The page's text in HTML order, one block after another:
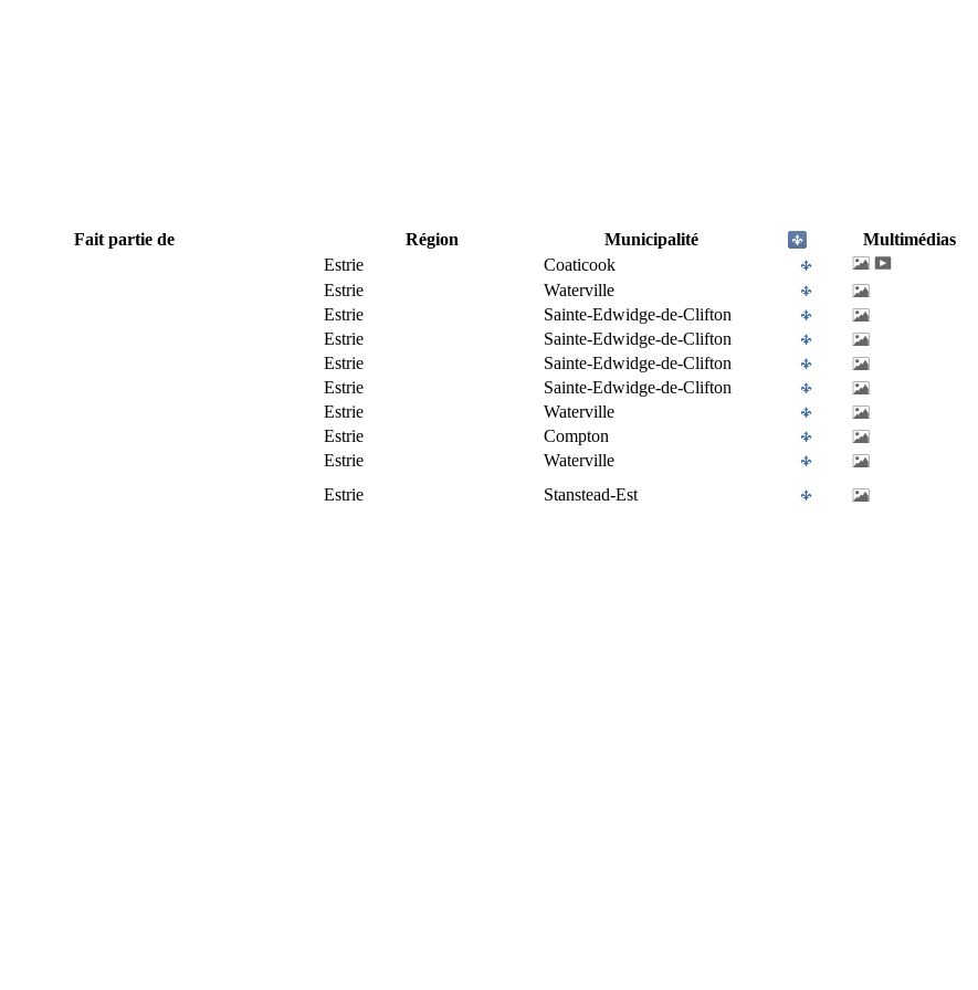
Fait partie de Région Municipalité
Multimédias
Estrie
Coaticook
Estrie
Waterville
Estrie
Sainte-Edwidge-de-Clifton
Estrie
Sainte-Edwidge-de-Clifton
Estrie
Sainte-Edwidge-de-Clifton
Estrie
Sainte-Edwidge-de-Clifton
Estrie
Waterville
Estrie
Compton
Estrie
Waterville
Estrie Stanstead-Est